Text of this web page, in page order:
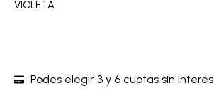
VIOLETA
Podes elegir 3 y 6 cuotas sin interés